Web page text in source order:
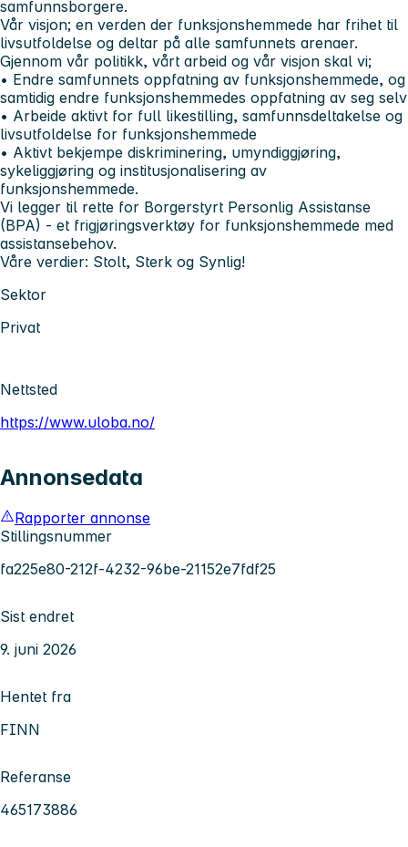
samfunnsborgere.
Vår visjon; en verden der funksjonshemmede har frihet til
livsutfoldelse og deltar på alle samfunnets arenaer.
Gjennom vår politikk, vårt arbeid og vår visjon skal vi;
• Endre samfunnets oppfatning av funksjonshemmede, og
samtidig endre funksjonshemmedes oppfatning av seg selv
• Arbeide aktivt for full likestilling, samfunnsdeltakelse og
livsutfoldelse for funksjonshemmede
• Aktivt bekjempe diskriminering, umyndiggjøring,
sykeliggjøring og institusjonalisering av
funksjonshemmede.
Vi legger til rette for Borgerstyrt Personlig Assistanse
(BPA) - et frigjøringsverktøy for funksjonshemmede med
assistansebehov.
Våre verdier: Stolt, Sterk og Synlig!
Sektor
Privat
Nettsted
https://www.uloba.no/
Annonsedata
Rapporter annonse
Stillingsnummer
fa225e80-212f-4232-96be-21152e7fdf25
Sist endret
9. juni 2026
Hentet fra
FINN
Referanse
465173886